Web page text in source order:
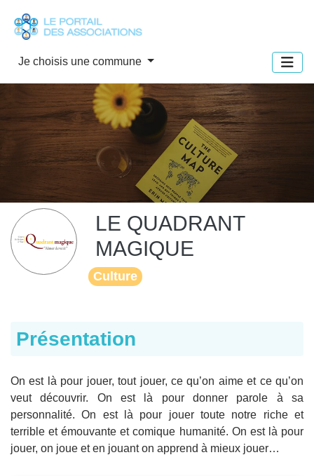
Je choisis une commune
LE QUADRANT
MAGIQUE
Culture
Présentation
On est là pour jouer, tout jouer, ce qu’on aime et ce qu’on
veut découvrir. On est là pour donner parole à sa
personnalité. On est là pour jouer toute notre riche et
terrible et émouvante et comique humanité. On est là pour
jouer, on joue et en jouant on apprend à mieux jouer…